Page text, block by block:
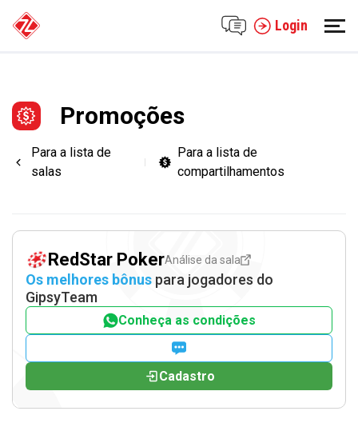
Login
Promoções
Para a lista de
salas
Para a lista de
compartilhamentos
RedStar PokerAnálise da sala
Os melhores bônus para jogadores do
GipsyTeam
Conheça as condições
Cadastro